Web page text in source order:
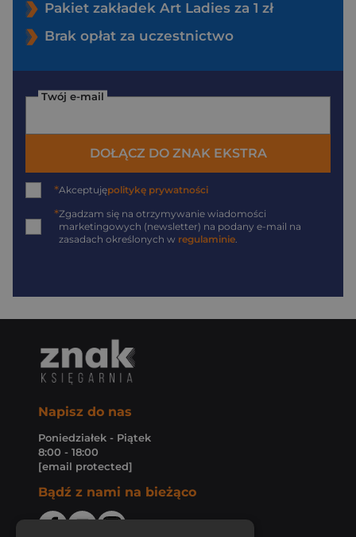
Pakiet zakładek Art Ladies za 1 zł
Brak opłat za uczestnictwo
Twój e-mail
DOŁĄCZ DO ZNAK EKSTRA
*Akceptujępolitykę prywatności
*Zgadzam się na otrzymywanie wiadomości
marketingowych (newsletter) na podany e-mail na
zasadach określonych w regulaminie.
Napisz do nas
Poniedziałek - Piątek
8:00 - 18:00
[email protected]
Bądź z nami na bieżąco